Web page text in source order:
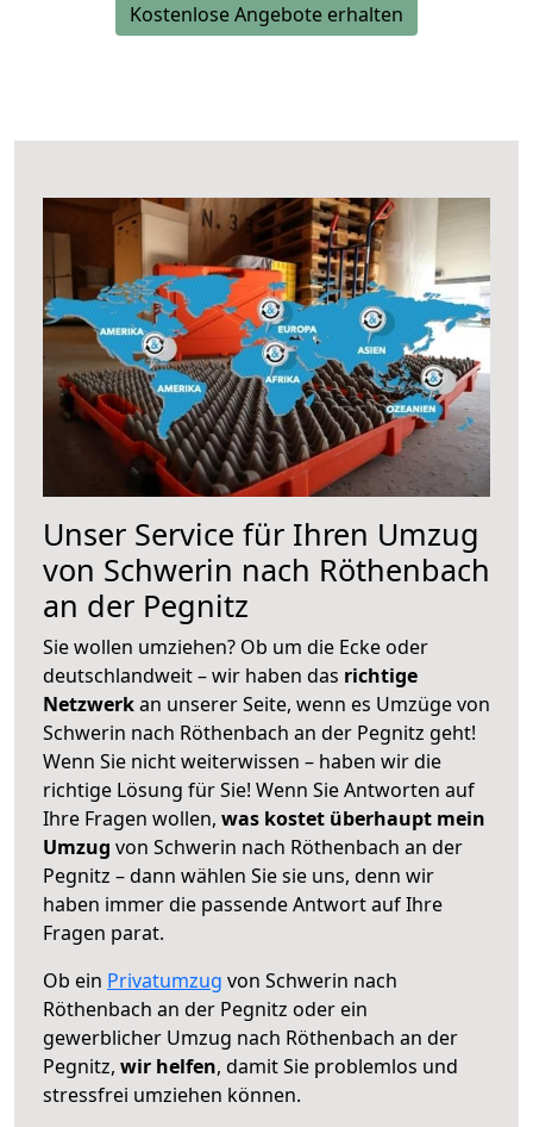
Kostenlose Angebote erhalten
Unser Service für Ihren Umzug
von Schwerin nach Röthenbach
an der Pegnitz
Sie wollen umziehen? Ob um die Ecke oder
deutschlandweit – wir haben das richtige
Netzwerkan unserer Seite, wenn es Umzüge von
Schwerin nach Röthenbach an der Pegnitz geht!
Wenn Sie nicht weiterwissen – haben wir die
richtige Lösung für Sie! Wenn Sie Antworten auf
Ihre Fragen wollen, was kostet überhaupt mein
Umzug von Schwerin nach Röthenbach an der
Pegnitz – dann wählen Sie sie uns, denn wir
haben immer die passende Antwort auf Ihre
Fragen parat.
Ob ein Privatumzug von Schwerin nach
Röthenbach an der Pegnitz oder ein
gewerblicher Umzug nach Röthenbach an der
Pegnitz, wir helfen, damit Sie problemlos und
stressfrei umziehen können.